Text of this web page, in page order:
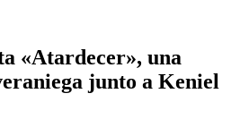
«Atardecer», una
junto a Keniel